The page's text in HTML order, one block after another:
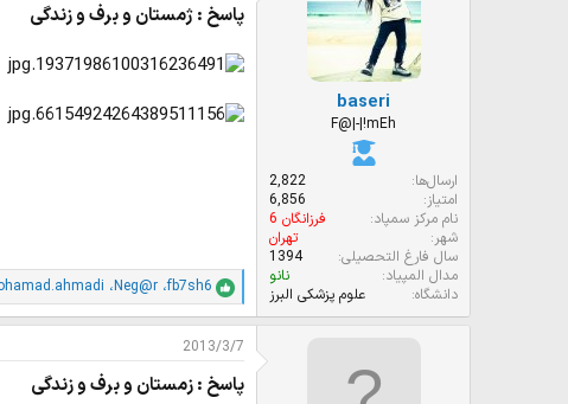
ز
ت
:
baseri
F@|-|!mEh
ارسال‌ها
2,822
امتیاز
6,856
نام مرکز سمپاد
فرزانگان 6
شهر
تهران
سال فارغ التحصیلی
1394
مدال المپیاد
نانو
دانشگاه
علوم پزشکی البرز
پاسخ : ژمستان و برف و زندگی
ا
م
ت
ی
ز
fb7sh6، Neg@r،
2013/3/7
پاسخ : زمستان و برف و زندگی